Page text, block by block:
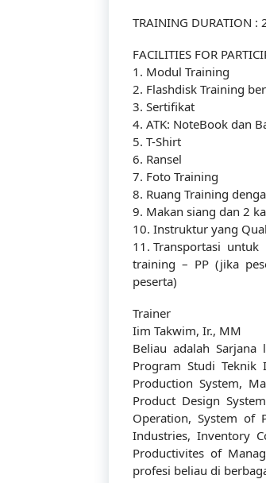
TRAINING DURATION :
FACILITIES FOR
1. Modul Training
2. Flashdisk Training
3. Sertifikat
4. ATK: NoteBook dan
5. T-Shirt
6. Ransel
7. Foto Training
8. Ruang Training
9. Makan siang dan 2
10. Instruktur yang
11. Transportasi untuk
training – PP (jika
peserta)
Trainer
Iim Takwim, Ir., MM
Beliau adalah Sarjana
Program Studi Teknik
Production System,
Product Design
Operation, System of
Industries, Inventory
Productivites of
profesi beliau di
Tentang Kami
Didirikan dengan tujuan
dalam meningkatkan